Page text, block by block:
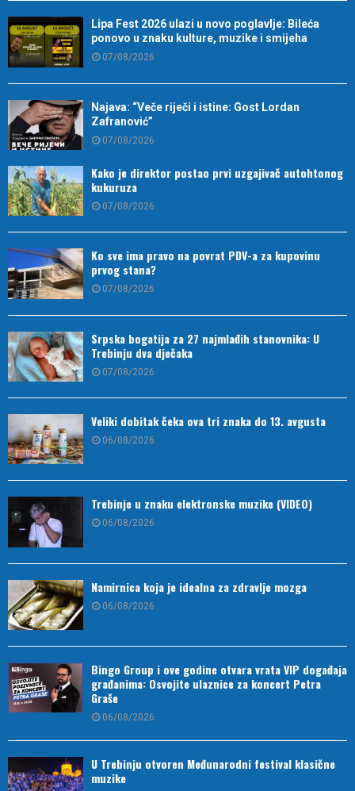
Lipa Fest 2026 ulazi u novo poglavlje: Bileća
ponovo u znaku kulture, muzike i smijeha
07/08/2026
Najava: “Veče riječi i istine: Gost Lordan
Zafranović”
07/08/2026
Kako je direktor postao prvi uzgajivač autohtonog
kukuruza
07/08/2026
Ko sve ima pravo na povrat PDV-a za kupovinu
prvog stana?
07/08/2026
Srpska bogatija za 27 najmlađih stanovnika: U
Trebinju dva dječaka
07/08/2026
Veliki dobitak čeka ova tri znaka do 13. avgusta
06/08/2026
Trebinje u znaku elektronske muzike (VIDEO)
06/08/2026
Namirnica koja je idealna za zdravlje mozga
06/08/2026
Bingo Group i ove godine otvara vrata VIP događaja
građanima: Osvojite ulaznice za koncert Petra
Graše
06/08/2026
U Trebinju otvoren Međunarodni festival klasične
muzike